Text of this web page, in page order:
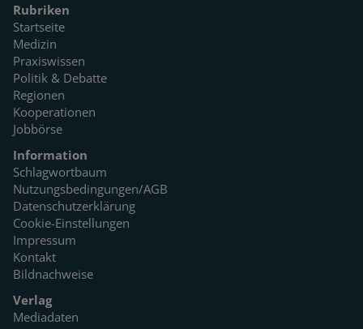
Rubriken
Startseite
Medizin
Praxiswissen
Politik & Debatte
Regionen
Kooperationen
Jobbörse
Information
Schlagwortbaum
Nutzungsbedingungen/AGB
Datenschutzerklärung
Cookie-Einstellungen
Impressum
Kontakt
Bildnachweise
Verlag
Mediadaten